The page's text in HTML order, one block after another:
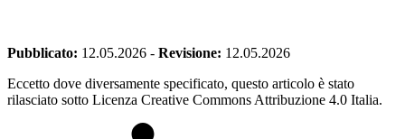
Pubblicato: 12.05.2026 - Revisione: 12.05.2026
Eccetto dove diversamente specificato, questo articolo è stato
rilasciato sotto Licenza Creative Commons Attribuzione 4.0 Italia.